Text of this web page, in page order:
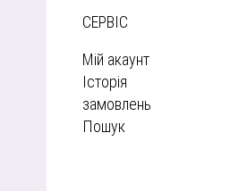
СЕРВІС
Мій акаунт
Історія
замовлень
Пошук